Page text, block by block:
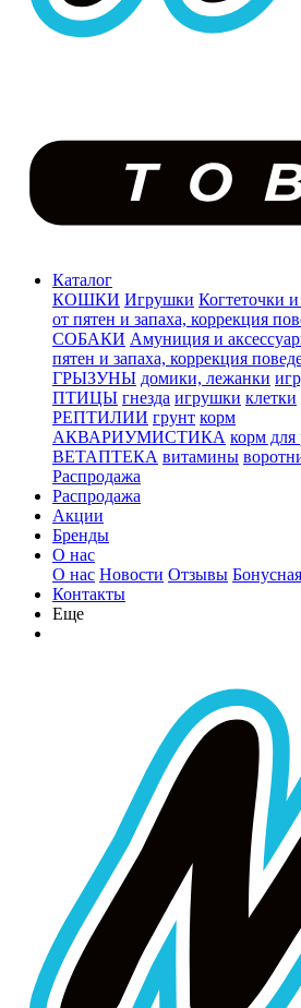
Каталог
КОШКИ Игрушки Когтеточки
от пятен и запаха, коррекция
СОБАКИ Амуниция и
пятен и запаха, коррекция
ГРЫЗУНЫ домики, лежанки
ПТИЦЫ гнезда игрушки клетки
РЕПТИЛИИ грунт корм
АКВАРИУМИСТИКА корм
ВЕТАПТЕКА витамины
Распродажа
Распродажа
Акции
Бренды
О нас
О нас Новости Отзывы
Контакты
Еще